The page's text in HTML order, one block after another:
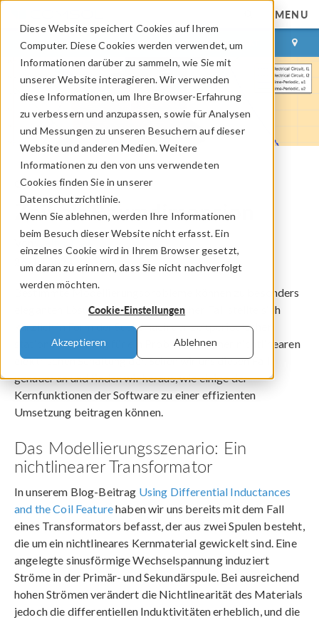
Diese Website speichert Cookies auf Ihrem
Computer. Diese Cookies werden verwendet, um
Informationen darüber zu sammeln, wie Sie mit
unserer Website interagieren. Wir verwenden
diese Informationen, um Ihre Browser-Erfahrung
zu verbessern und anzupassen, sowie für Analysen
und Messungen zu unseren Besuchern auf dieser
Website und anderen Medien. Weitere
Informationen zu den von uns verwendeten
Cookies finden Sie in unserer
Datenschutzrichtlinie.
Wenn Sie ablehnen, werden Ihre Informationen
beim Besuch dieser Website nicht erfasst. Ein
einzelnes Cookie wird in Ihrem Browser gesetzt,
um daran zu erinnern, dass Sie nicht nachverfolgt
werden möchten.
Cookie-Einstellungen
Akzeptieren Ablehnen
MENU
ANMELDEN KONTAKT
COMSOL Blog
Zeit als Raumdimension
26. Jul 2024
Bestimmte Modellierungsprobleme können zu besonders
eleganten Lösungen führen. Ein solcher Fall stellte sich
kürzlich in Form der Suche nach der zeitperiodischen
stationären Lösung für ein Problem mit einer nichtlinearen
elektrischen Schaltung dar. Sehen wir uns diesen Fall
genauer an und finden wir heraus, wie einige der
Kernfunktionen der Software zu einer effizienten
Umsetzung beitragen können.
Das Modellierungsszenario: Ein
nichtlinearer Transformator
In unserem Blog-Beitrag Using Differential Inductances
and the Coil Featurehaben wir uns bereits mit dem Fall
eines Transformators befasst, der aus zwei Spulen besteht,
die um ein nichtlineares Kernmaterial gewickelt sind. Eine
angelegte sinusförmige Wechselspannung induziert
Ströme in der Primär- und Sekundärspule. Bei ausreichend
hohen Strömen verändert die Nichtlinearität des Materials
jedoch die differentiellen Induktivitäten erheblich, und die